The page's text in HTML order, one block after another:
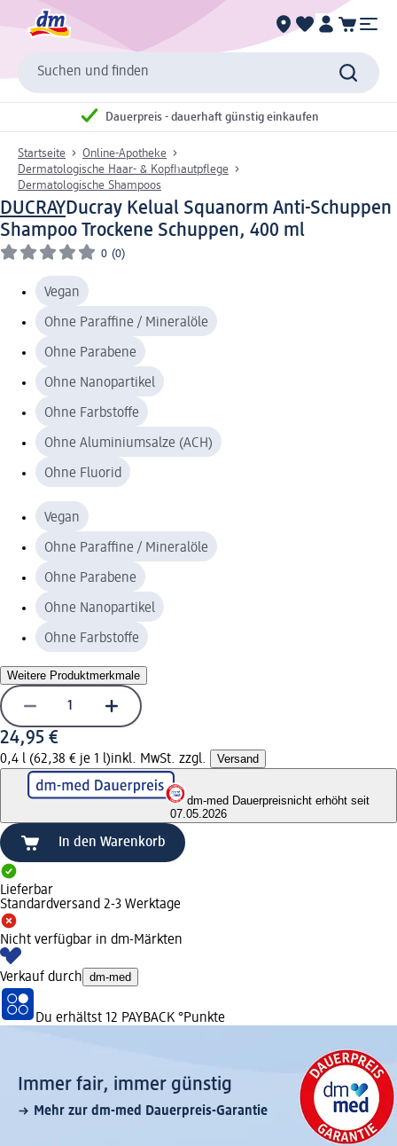
Suchen und finden
Dauerpreis - dauerhaft günstig einkaufen
Startseite
Online-Apotheke
Dermatologische Haar- & Kopfhautpflege
Dermatologische Shampoos
DUCRAYDucray Kelual Squanorm Anti-Schuppen
Shampoo Trockene Schuppen, 400 ml
0 (0)
Vegan
Ohne Paraffine / Mineralöle
Ohne Parabene
Ohne Nanopartikel
Ohne Farbstoffe
Ohne Aluminiumsalze (ACH)
Ohne Fluorid
Vegan
Ohne Paraffine / Mineralöle
Ohne Parabene
Ohne Nanopartikel
Ohne Farbstoffe
Weitere Produktmerkmale
24,95 €
0,4 l (62,38 € je 1 l)inkl. MwSt. zzgl. Versand
dm-med Dauerpreisnicht erhöht seit
07.05.2026
In den Warenkorb
Lieferbar
Standardversand 2-3 Werktage
Nicht verfügbar in dm-Märkten
Verkauf durch dm-med
Du erhältst 12 PAYBACK °Punkte
Immer fair,­ immer günstig
Mehr zur dm-med Dauerpreis-Garantie